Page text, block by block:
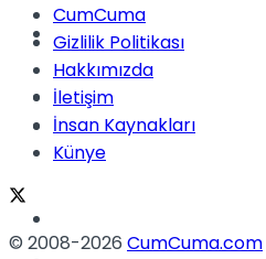
TV
Sinema
Tatil
CumCuma
Gizlilik Politikası
Hakkımızda
İletişim
İnsan Kaynakları
Künye
© 2008-2026 CumCuma.com